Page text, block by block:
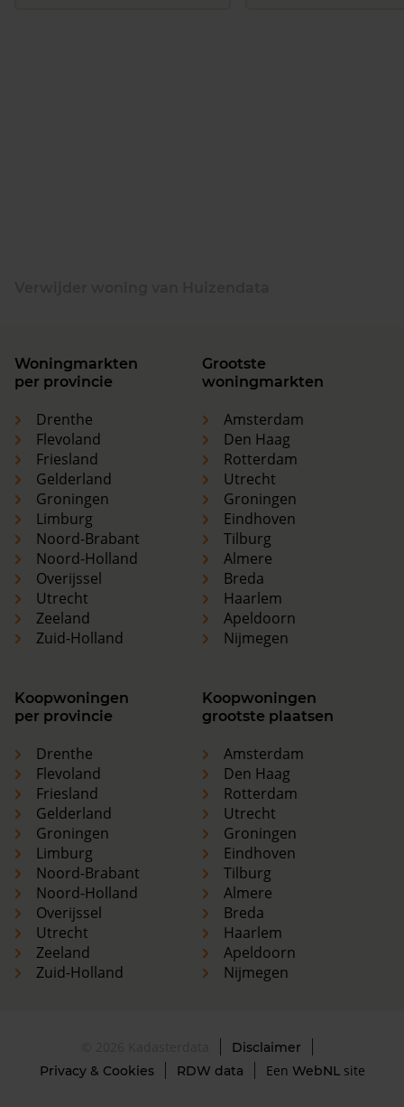
Woningmarkten
per provincie
Drenthe
Flevoland
Friesland
Gelderland
Groningen
Limburg
Noord-Brabant
Noord-Holland
Overijssel
Utrecht
Zeeland
Zuid-Holland
Grootste
woningmarkten
Amsterdam
Den Haag
Rotterdam
Utrecht
Groningen
Eindhoven
Tilburg
Almere
Breda
Haarlem
Apeldoorn
Nijmegen
Koopwoningen
per provincie
Drenthe
Flevoland
Friesland
Gelderland
Groningen
Limburg
Noord-Brabant
Noord-Holland
Overijssel
Utrecht
Zeeland
Zuid-Holland
Koopwoningen
grootste plaatsen
Amsterdam
Den Haag
Rotterdam
Utrecht
Groningen
Eindhoven
Tilburg
Almere
Breda
Haarlem
Apeldoorn
Nijmegen
Disclaimer
Privacy & Cookies
RDW data Een WebNLsite